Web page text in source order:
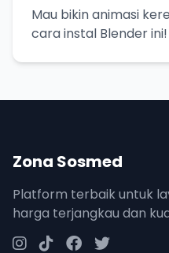
Mau bikin animasi
cara instal Blender
Zona Sosmed
Platform terbaik untuk
harga terjangkau dan